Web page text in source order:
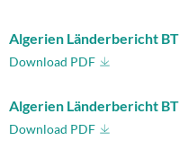
Algerien Länderbericht
Download PDF
Algerien Länderbericht
Download PDF